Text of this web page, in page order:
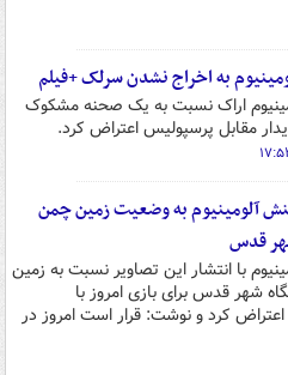
به اخراج نشدن سرلک +فیلم
اراک نسبت به یک صحنه مشکوک
مقابل پرسپولیس اعتراض کرد.
آلومینیوم به وضعیت زمین چمن
قدس
با انتشار این تصاویر نسبت به زمین
شهر قدس برای بازی امروز با
کرد و نوشت: قرار است امروز در